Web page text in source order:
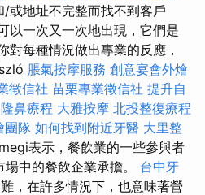
/或地址不完整而找不到客戶
以一次又一次地出現，它們是
每種情況做出專業的反應，
脹氣按摩服務 創意宴會外燴
徵信社 苗栗專業徵信社 提升自
鼻療程 大雅按摩 北投整復療程
團隊 如何找到附近牙醫 大里整
表示，餐飲業的一些參與者
中的餐飲企業承擔。 台中牙
，在許多情況下，也意味著營